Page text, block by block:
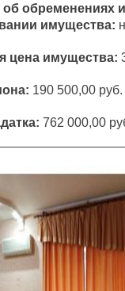
обременениях
имущества:
цена имущества:
190 500,00 руб.
762 000,00